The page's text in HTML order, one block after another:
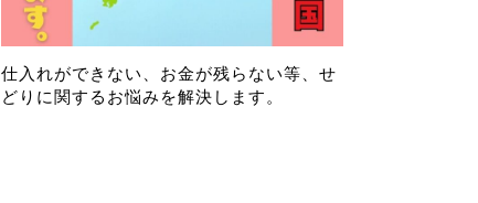
仕入れができない、お金が残らない等、せ
どりに関するお悩みを解決します。